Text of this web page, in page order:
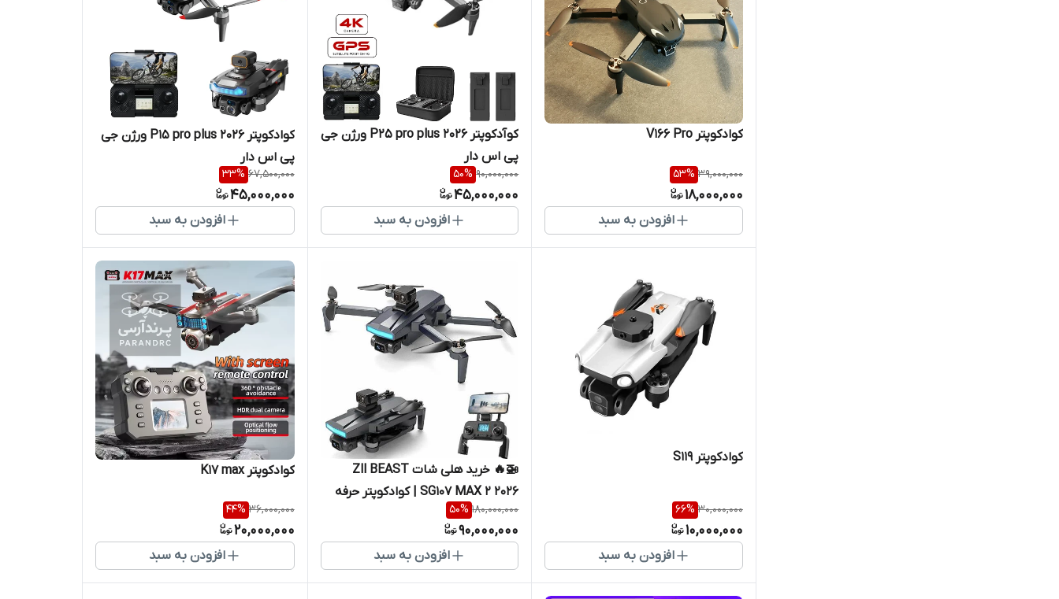
کوادکوپتر V166 Pro
39,000,000
53%
18,000,000
افزودن به سبد
کوآدکوپتر P25 pro plus 2026 ورژن جی
پی اس دار
90,000,000
50%
45,000,000
افزودن به سبد
کوادکوپتر P15 pro plus 2026 ورژن جی
پی اس دار
67,500,000
33%
45,000,000
افزودن به سبد
کوادکوپتر S119
30,000,000
66%
10,000,000
افزودن به سبد
🚁🔥 خرید هلی شات Zll BEAST
SG107 MAX 2 2026 | کوادکوپتر حرفه
و برد 1200 متر
180,000,000
50%
90,000,000
افزودن به سبد
کوادکوپتر K17 max
36,000,000
44%
20,000,000
افزودن به سبد